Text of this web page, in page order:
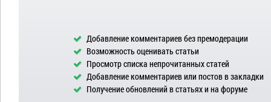
Добавление комментариев без премодерации
Возможность оценивать статьи
Просмотр списка непрочитанных статей
Добавление комментариев или постов в закладки
Получение обновлений в статьях и на форуме